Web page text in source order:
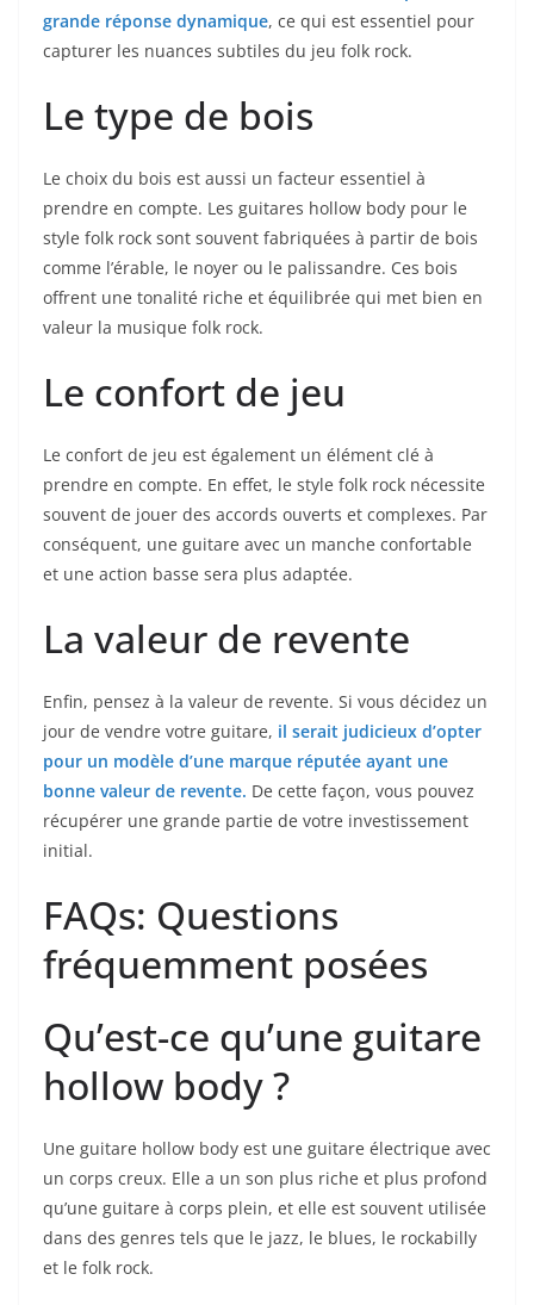
grande réponse dynamique, ce qui est essentiel pour
capturer les nuances subtiles du jeu folk rock.
Le type de bois
Le choix du ⁣bois‍ est aussi un facteur essentiel à
prendre⁢ en compte. Les guitares hollow body pour le
style⁤ folk rock sont souvent fabriquées à partir de bois
comme l’érable, le noyer ou le palissandre. ‍Ces bois
offrent une tonalité riche et équilibrée qui met bien en
valeur⁤ la musique folk rock.
Le confort de jeu
Le confort de jeu est également un élément‍ clé à
prendre ​en compte. En effet, le style folk rock nécessite
souvent‍ de jouer des accords ouverts et complexes. Par
conséquent, une guitare avec un manche confortable
et une action basse sera plus adaptée.
La valeur de revente
Enfin, pensez à la valeur de revente. Si vous décidez un
jour de vendre votre guitare, il serait judicieux d’opter
pour un modèle ⁢d’une marque réputée ‌ayant une
bonne valeur de revente. De cette‍ façon, vous ‌pouvez
⁢récupérer une grande partie de votre investissement
initial.
FAQs: Questions
fréquemment posées
Qu’est-ce ​qu’une guitare
hollow body ?
Une ⁢guitare hollow body ‍est une guitare électrique avec
un corps creux. Elle a un son plus riche et plus profond
qu’une guitare​ à corps plein, et elle est souvent​ utilisée
dans des genres tels que le jazz, le blues, le rockabilly
et le folk rock.